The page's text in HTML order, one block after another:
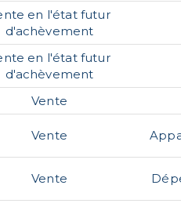
en l'état futur
d'achèvement
en l'état futur
d'achèvement
Vente
Vente
Vente